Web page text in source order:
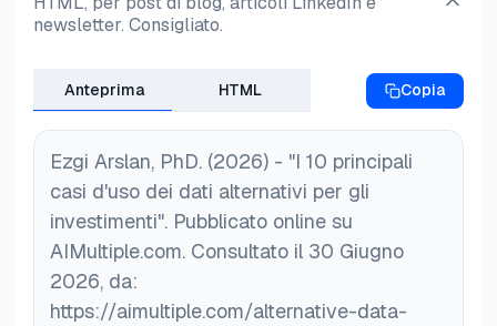
newsletter. Consigliato.
Anteprima HTML Copia
Ezgi Arslan, PhD. (2026) - "I 10 principali
casi d'uso dei dati alternativi per gli
investimenti". Pubblicato online su
AIMultiple.com. Consultato il 30 Giugno
2026, da:
https://aimultiple.com/alternative-data-